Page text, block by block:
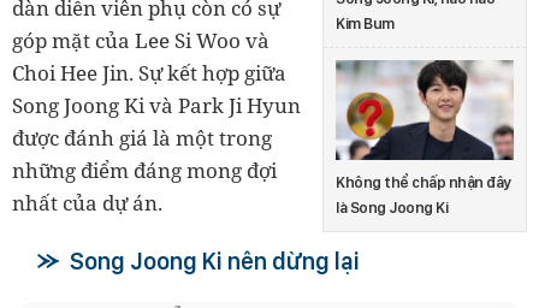
Kim Bum
Không thể chấp nhận đây
là Song Joong Ki
dàn diễn viên phụ còn có sự
góp mặt của Lee Si Woo và
Choi Hee Jin. Sự kết hợp giữa
Song Joong Ki và Park Ji Hyun
được đánh giá là một trong
những điểm đáng mong đợi
nhất của dự án.
Song Joong Ki nên dừng lại